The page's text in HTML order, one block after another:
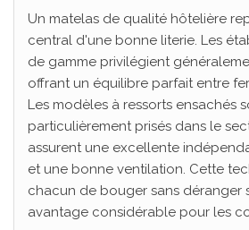
Un matelas de qualité hôtelière
central d'une bonne literie. Les
de gamme privilégient
offrant un équilibre parfait entre
Les modèles à ressorts ensachés
particulièrement prisés dans le
assurent une excellente
et une bonne ventilation. Cette
chacun de bouger sans déranger
avantage considérable pour les